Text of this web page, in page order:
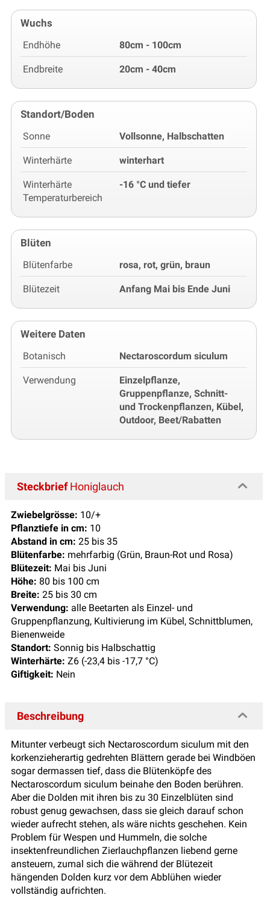
Wuchs
Endhöhe 80cm - 100cm
Endbreite 20cm - 40cm
Standort/Boden
Sonne Vollsonne, Halbschatten
Winterhärte winterhart
Winterhärte
Temperaturbereich
-16 °C und tiefer
Blüten
Blütenfarbe rosa, rot, grün, braun
Blütezeit Anfang Mai bis Ende Juni
Weitere Daten
Botanisch Nectaroscordum siculum
Verwendung
Einzelpflanze,
Gruppenpflanze, Schnitt-
und Trockenpflanzen, Kübel,
Outdoor, Beet/Rabatten
SteckbriefHoniglauch
Zwiebelgrösse: 10/+
Pflanztiefe in cm: 10
Abstand in cm: 25 bis 35
Blütenfarbe: mehrfarbig (Grün, Braun-Rot und Rosa)
Blütezeit: Mai bis Juni
Höhe: 80 bis 100 cm
Breite: 25 bis 30 cm
Verwendung: alle Beetarten als Einzel- und
Gruppenpflanzung, Kultivierung im Kübel, Schnittblumen,
Bienenweide
Standort: Sonnig bis Halbschattig
Winterhärte: Z6 (-23,4 bis -17,7 °C)
Giftigkeit: Nein
Beschreibung
Mitunter verbeugt sich Nectaroscordum siculum mit den
korkenzieherartig gedrehten Blättern gerade bei Windböen
sogar dermassen tief, dass die Blütenköpfe des
Nectaroscordum siculum beinahe den Boden berühren.
Aber die Dolden mit ihren bis zu 30 Einzelblüten sind
robust genug gewachsen, dass sie gleich darauf schon
wieder aufrecht stehen, als wäre nichts geschehen. Kein
Problem für Wespen und Hummeln, die solche
insektenfreundlichen Zierlauchpflanzen liebend gerne
ansteuern, zumal sich die während der Blütezeit
hängenden Dolden kurz vor dem Abblühen wieder
vollständig aufrichten.